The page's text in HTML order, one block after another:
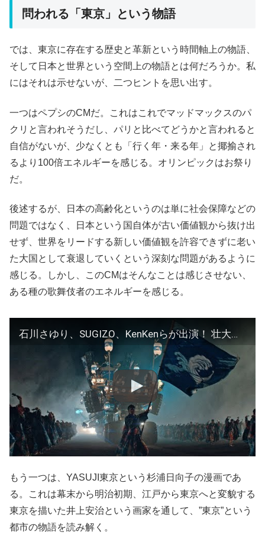
問われる「東京」という物語
では、東京に存在する歴史と革新という時間軸上の物語、
そして日本と世界という空間上の物語とは何だろうか。私
にはそれは示せないが、二つヒントを思い出す。
一つはペプシのCMだ。これはこれでマッドマックスのパ
クリと言われそうだし、パリと比べてどうかと言われると
自信がないが、少なくとも「行く年・来る年」と揶揄され
るより100倍エネルギーを感じる。オリンピックはお祭り
だ。
後述するが、日本の高齢化というのは単に社会保障などの
問題ではなく、日本という国自体が古い価値観から抜け出
せず、世界をリードする新しい価値観を許容できずに老い
た大国として衰退していくという深刻な問題があるように
感じる。しかし、このCMはそんなことは感じさせない、
ある種の歌舞伎者のエネルギーを感じる。
石川さゆり、SUGIZO、KenKenらが出演！ 壮大なスケールの「ペプシ Jコーラ」新CM「怪物舞踏団」篇
もう一つは、YASUJI東京という杉浦日向子の漫画であ
る。これは幕末から明治初期、江戸から東京へと変貌する
東京を描いた井上安治という画家を通して、”東京”という
都市の物語を読み解く。